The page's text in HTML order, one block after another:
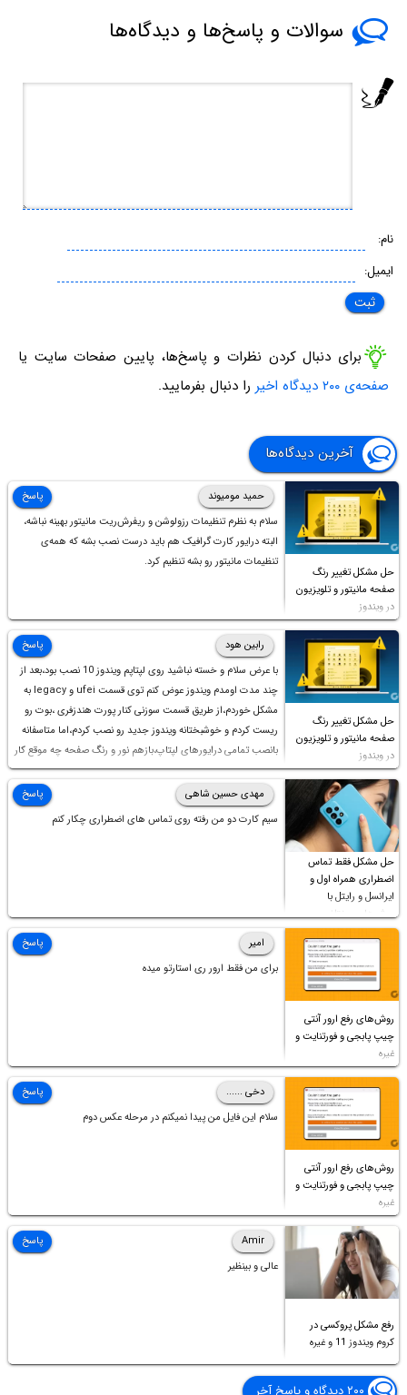
سوالات و پاسخ‌ها و دیدگاه‌ها
نام:
ایمیل:
برای دنبال کردن نظرات و پاسخ‌ها، پایین صفحات سایت یا
صفحه‌ی ۲۰۰ دیدگاه اخیر
را دنبال بفرمایید.
آخرین دیدگاه‌ها
حل مشکل تغییر رنگ
صفحه مانیتور و تلویزیون
در ویندوز
حمید مومیوند
سلام به نظرم تنظیمات رزولوشن و ریفرش‌ریت مانیتور بهینه نباشه،
البته درایور کارت گرافیک هم باید درست نصب بشه که همه‌ی
تنظیمات مانیتور رو بشه تنظیم کرد.
پاسخ
حل مشکل تغییر رنگ
صفحه مانیتور و تلویزیون
در ویندوز
رابین هود
با عرض سلام و خسته نباشید روی لپتاپم ویندوز 10 نصب بود،بعد از
چند مدت اومدم ویندوز عوض کنم توی قسمت ufei و legacy به
مشکل خوردم،از طریق قسمت سوزنی کنار پورت هندزفری ،بوت رو
ریست کردم و خوشبختانه ویندوز جدید رو نصب کردم،اما متاسفانه
بانصب تمامی درایورهای لپتاپ،بازهم نور و رنگ صفحه چه موقع کار
چه موقع پخش فیلم مثل سابق نیست(نور زیاده و بی کیفیت)،با
ابدیت کردن کارت گرافیک،کالیبره کردن و غیره هم نور و رنگ درست
نشد (انگار تصویر ماته)، خواهشمند است راهنمایی فرمایید باتشکر
پاسخ
حل مشکل فقط تماس
اضطراری همراه اول و
ایرانسل و رایتل با
روش‌های مختلف
مهدی حسین شاهی
سیم کارت دو من رفته روی تماس های اضطراری چکار کنم
پاسخ
روش‌های رفع ارور آنتی
چیپ پابجی و فورتنایت و
غیره
امیر
برای من فقط ارور ری استارتو میده
پاسخ
روش‌های رفع ارور آنتی
چیپ پابجی و فورتنایت و
غیره
دخی ......
سلام این فایل من پیدا نمیکنم در مرحله عکس دوم
پاسخ
رفع مشکل پروکسی در
کروم ویندوز 11 و غیره
Amir
عالی و بینظیر
پاسخ
۲۰۰ دیدگاه و پاسخ آخر